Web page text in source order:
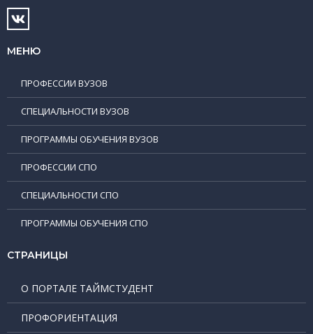
МЕНЮ
ПРОФЕССИИ ВУЗОВ
СПЕЦИАЛЬНОСТИ ВУЗОВ
ПРОГРАММЫ ОБУЧЕНИЯ ВУЗОВ
ПРОФЕССИИ СПО
СПЕЦИАЛЬНОСТИ СПО
ПРОГРАММЫ ОБУЧЕНИЯ СПО
СТРАНИЦЫ
О ПОРТАЛЕ ТАЙМСТУДЕНТ
ПРОФОРИЕНТАЦИЯ